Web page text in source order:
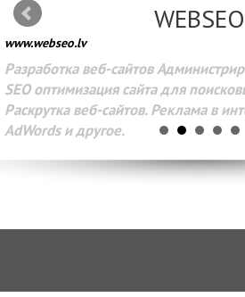
WEBSEO
www.webseo.lv
Разработка веб-сайтов
SEO оптимизация сайта для
Раскрутка веб-сайтов. Реклама в
AdWords и другое.